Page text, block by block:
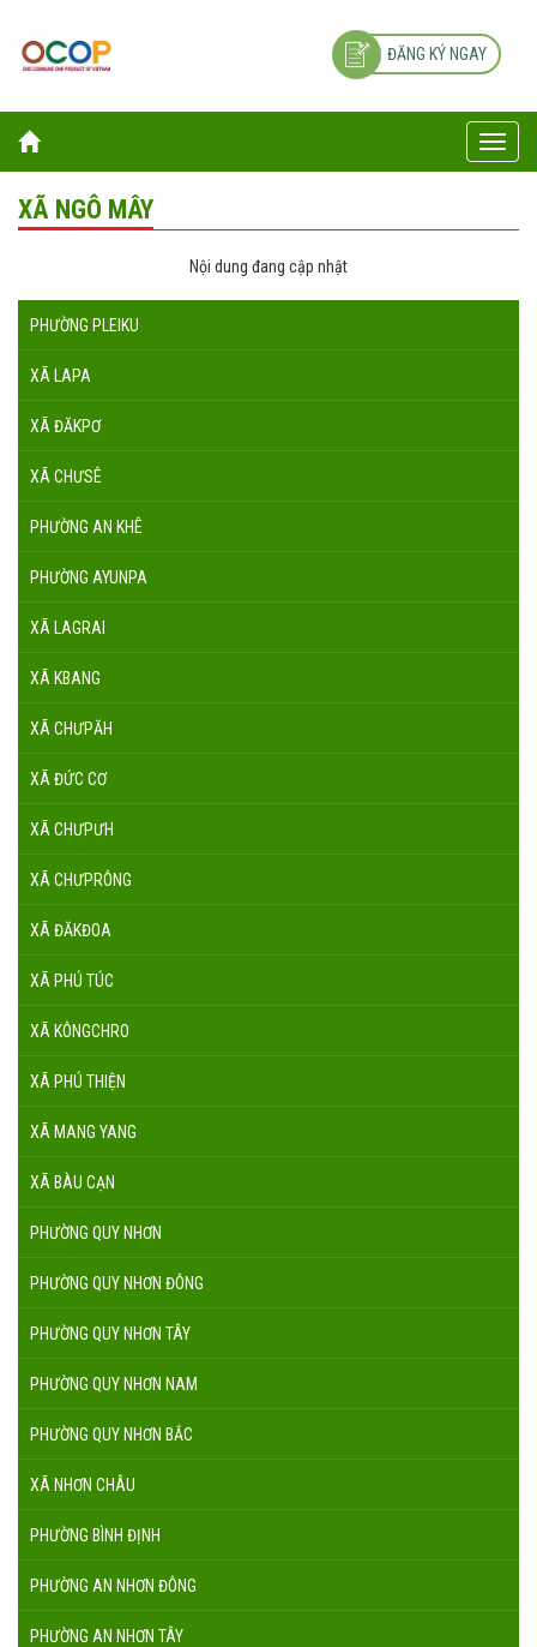
ĐĂNG KÝ NGAY
Toggle
XÃ NGÔ MÂY
Nội dung đang cập nhật
PHƯỜNG PLEIKU
XÃ LAPA
XÃ ĐĂKPƠ
XÃ CHƯSÊ
PHƯỜNG AN KHÊ
PHƯỜNG AYUNPA
XÃ LAGRAI
XÃ KBANG
XÃ CHƯPĂH
XÃ ĐỨC CƠ
XÃ CHƯPƯH
XÃ CHƯPRÔNG
XÃ ĐĂKĐOA
XÃ PHÚ TÚC
XÃ KÔNGCHRO
XÃ PHÚ THIỆN
XÃ MANG YANG
XÃ BÀU CẠN
PHƯỜNG QUY NHƠN
PHƯỜNG QUY NHƠN ĐÔNG
PHƯỜNG QUY NHƠN TÂY
PHƯỜNG QUY NHƠN NAM
PHƯỜNG QUY NHƠN BẮC
XÃ NHƠN CHÂU
PHƯỜNG BÌNH ĐỊNH
PHƯỜNG AN NHƠN ĐÔNG
PHƯỜNG AN NHƠN TÂY